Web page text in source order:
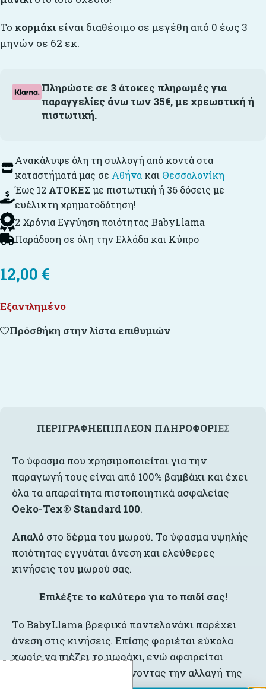
Το κορμάκι είναι διαθέσιμο σε μεγέθη από 0 έως 3
μηνών σε 62 εκ.
Πληρώστε σε 3 άτοκες πληρωμές για
παραγγελίες άνω των 35€, με χρεωστική ή
πιστωτική.
Ανακάλυψε όλη τη συλλογή από κοντά στα
καταστήματά μας σε Αθήνα και Θεσσαλονίκη
Έως 12 ΑΤΟΚΕΣ με πιστωτική ή 36 δόσεις με
ευέλικτη χρηματοδότηση!
2 Χρόνια Εγγύηση ποιότητας BabyLlama
Παράδοση σε όλη την Ελλάδα και Κύπρο
12,00 €
Εξαντλημένο
Πρόσθήκη στην λίστα επιθυμιών
ΠΕΡΙΓΡΑΦΉΕΠΙΠΛΈΟΝ ΠΛΗΡΟΦΟΡΊΕΣ
Το ύφασμα που χρησιμοποιείται για την
παραγωγή τους είναι από 100% βαμβάκι και έχει
όλα τα απαραίτητα πιστοποιητικά ασφαλείας
Oeko-Tex® Standard 100.
Απαλό στο δέρμα του μωρού. Το ύφασμα υψηλής
ποιότητας εγγυάται άνεση και ελεύθερες
κινήσεις του μωρού σας.
Επιλέξτε το καλύτερο για το παιδί σας!
Το BabyLlama βρεφικό παντελονάκι παρέχει
άνεση στις κινήσεις. Επίσης φοριέται εύκολα
χωρίς να πιέζει το μωράκι, ενώ αφαιρείται
εξίσου εύκολα διευκολύνοντας την αλλαγή της